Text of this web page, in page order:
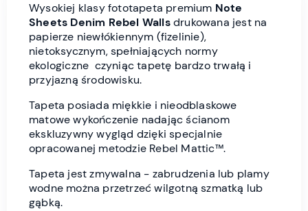
Wysokiej klasy fototapeta premium Note
Sheets Denim Rebel Wallsdrukowana jest na
papierze niewłókiennym (fizelinie),
nietoksycznym, spełniających normy
ekologiczne czyniąc tapetę bardzo trwałą i
przyjazną środowisku.
Tapeta posiada miękkie i nieodblaskowe
matowe wykończenie nadając ścianom
ekskluzywny wygląd dzięki specjalnie
opracowanej metodzie Rebel Mattic™.
Tapeta jest zmywalna - zabrudzenia lub plamy
wodne można przetrzeć wilgotną szmatką lub
gąbką.